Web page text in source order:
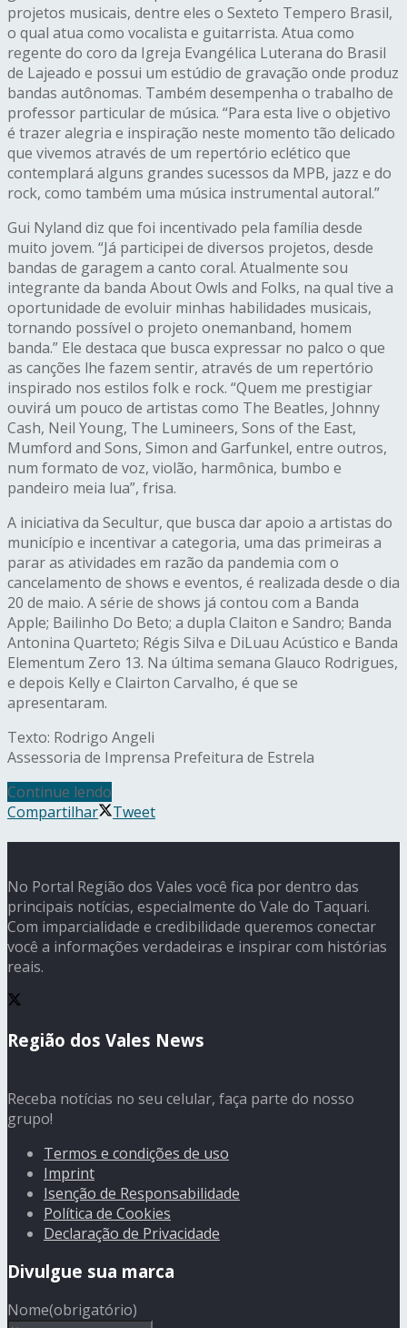
projetos musicais, dentre eles o Sexteto Tempero Brasil,
o qual atua como vocalista e guitarrista. Atua como
regente do coro da Igreja Evangélica Luterana do Brasil
de Lajeado e possui um estúdio de gravação onde produz
bandas autônomas. Também desempenha o trabalho de
professor particular de música. “Para esta live o objetivo
é trazer alegria e inspiração neste momento tão delicado
que vivemos através de um repertório eclético que
contemplará alguns grandes sucessos da MPB, jazz e do
rock, como também uma música instrumental autoral.”
Gui Nyland diz que foi incentivado pela família desde
muito jovem. “Já participei de diversos projetos, desde
bandas de garagem a canto coral. Atualmente sou
integrante da banda About Owls and Folks, na qual tive a
oportunidade de evoluir minhas habilidades musicais,
tornando possível o projeto onemanband, homem
banda.” Ele destaca que busca expressar no palco o que
as canções lhe fazem sentir, através de um repertório
inspirado nos estilos folk e rock. “Quem me prestigiar
ouvirá um pouco de artistas como The Beatles, Johnny
Cash, Neil Young, The Lumineers, Sons of the East,
Mumford and Sons, Simon and Garfunkel, entre outros,
num formato de voz, violão, harmônica, bumbo e
pandeiro meia lua”, frisa.
A iniciativa da Secultur, que busca dar apoio a artistas do
município e incentivar a categoria, uma das primeiras a
parar as atividades em razão da pandemia com o
cancelamento de shows e eventos, é realizada desde o dia
20 de maio. A série de shows já contou com a Banda
Apple; Bailinho Do Beto; a dupla Claiton e Sandro; Banda
Antonina Quarteto; Régis Silva e DiLuau Acústico e Banda
Elementum Zero 13. Na última semana Glauco Rodrigues,
e depois Kelly e Clairton Carvalho, é que se
apresentaram.
Texto: Rodrigo Angeli
Assessoria de Imprensa Prefeitura de Estrela
Continue lendo
Compartilhar
Tweet
No Portal Região dos Vales você fica por dentro das
principais notícias, especialmente do Vale do Taquari.
Com imparcialidade e credibilidade queremos conectar
você a informações verdadeiras e inspirar com histórias
reais.
Região dos Vales News
Receba notícias no seu celular, faça parte do nosso
grupo!
Termos e condições de uso
Imprint
Isenção de Responsabilidade
Política de Cookies
Declaração de Privacidade
Divulgue sua marca
Nome(obrigatório)